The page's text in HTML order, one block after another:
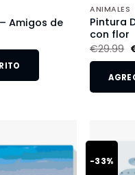
Amigos de
ANIMALES
Pintura
con flor
€29.99
-33%